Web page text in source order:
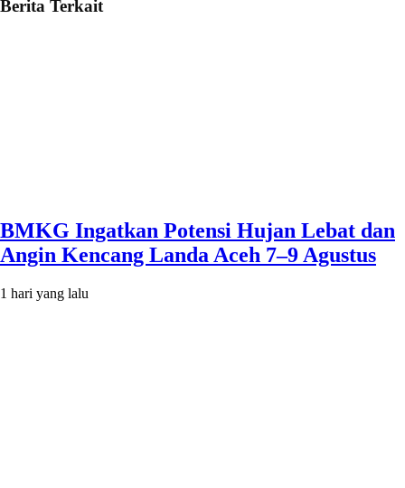
Berita Terkait
BMKG Ingatkan Potensi Hujan Lebat dan
Angin Kencang Landa Aceh 7–9 Agustus
1 hari yang lalu